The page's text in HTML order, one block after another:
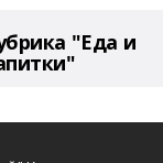
"Еда и